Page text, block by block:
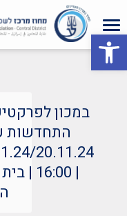
פתח סרגל נגישות
במכון
20.11.24
| 16:00 | בית הפרקליט ראשון לציון